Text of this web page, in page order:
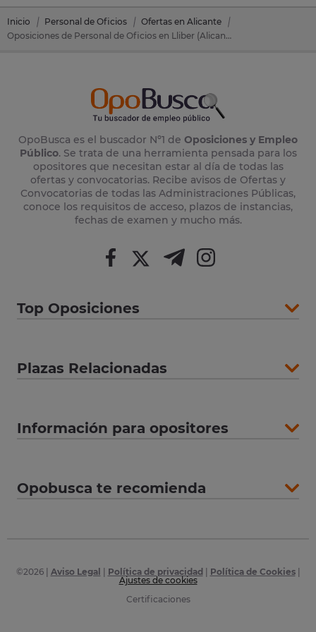
Inicio Personal de Oficios
Ofertas en Alicante
Oposiciones de Personal de Oficios en Lliber (Alicante)
OpoBusca es el buscador Nº1 de Oposiciones y Empleo
Público. Se trata de una herramienta pensada para los
opositores que necesitan estar al día de todas las
ofertas y convocatorias. Recibe avisos de Ofertas y
Convocatorias de todas las Administraciones Públicas,
conoce los requisitos de acceso, plazos de instancias,
fechas de examen y mucho más.
Top Oposiciones
Plazas Relacionadas
Información para opositores
Opobusca te recomienda
©2026| Aviso Legal Política de privacidad Política de Cookies|
Ajustes de cookies
Certificaciones